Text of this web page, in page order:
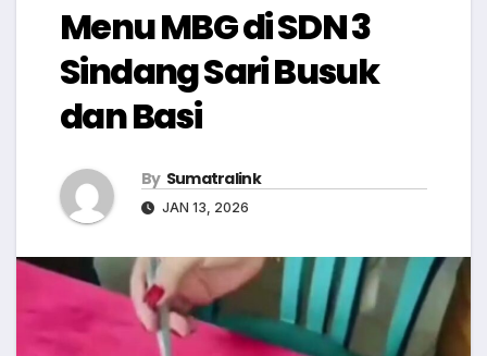
Menu MBG di SDN 3
Sindang Sari Busuk
dan Basi
By Sumatralink
JAN 13, 2026